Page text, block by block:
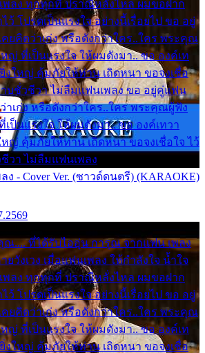
พลง ทุกทุกที่ ปราณีหลั่งไหล ผมขอฝาก
ว้ โปรดเป็นแรงใจ อย่างนี้เรื่อยไป ขอ อยู่
คยคิดว่าเก่ง หรือดังกว่าใคร..ใคร พระคุณ
ญ่ ที่เป็นแรงใจ ให้ผมดังมา.. ขอ องค์เท
งใหญ่ คุ้มภัยให้ท่าน เถิดหนา ขอจงเชื่อ
าบชั่วชีวา ไม่ลืมแฟนเพลง ขอ อยู่คู่แฟน
าเก่ง หรือดังกว่าใคร..ใคร พระคุณผู้ฟัง
ป็นแรงใจ ให้ผมดังมา.. ขอ องค์เทวา
ญ่ คุ้มภัยให้ท่าน เถิดหนา ขอจงเชื่อใจ ไว้
วา ไม่ลืมแฟนเพลง
- Cover Ver. (ซาวด์ดนตรี) (KARAOKE)
.... ที่ได้รับไออุ่น การุณ จากแฟน เพลง
วังเวง เมื่อแฟนเพลง ให้กำลังใจ น้ำใจ
พลง ทุกทุกที่ ปราณีหลั่งไหล ผมขอฝาก
ว้ โปรดเป็นแรงใจ อย่างนี้เรื่อยไป ขอ อยู่
คยคิดว่าเก่ง หรือดังกว่าใคร..ใคร พระคุณ
ญ่ ที่เป็นแรงใจ ให้ผมดังมา.. ขอ องค์เท
งใหญ่ คุ้มภัยให้ท่าน เถิดหนา ขอจงเชื่อ